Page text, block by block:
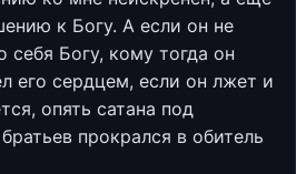
к Богу. А если он не
себя Богу, кому тогда он
его сердцем, если он лжет и
опять сатана под
прокрался в обитель